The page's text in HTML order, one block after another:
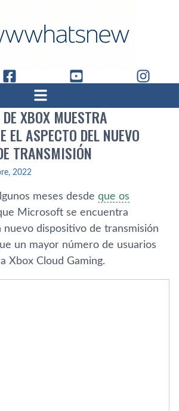
XBOX MUESTRA
EL ASPECTO DEL NUEVO
TRANSMISIÓN
2022
meses desde que os
Microsoft se encuentra
nuevo dispositivo de transmisión
un mayor número de usuarios
Xbox Cloud Gaming.